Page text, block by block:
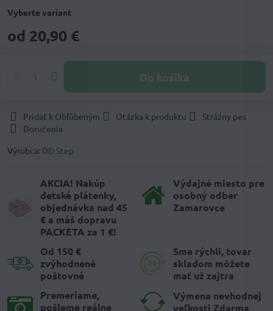
Vyberte variant
od 20,90 €
Do košíka
Pridať k Obľúbeným Otázka k produktu
Strážny pes
Doručenia
Výrobca: DD Step
AKCIA! Nakúp
detské plátenky,
objednávka nad 45
€ a máš dopravu
PACKETA za 1 €!
Výdajné miesto pre
osobný odber
Zamarovce
Od 150 €
zvýhodnené
poštovné
Sme rýchli, tovar
skladom môžete
mať už zajtra
Premeriame,
pošleme reálne
Výmena nevhodnej
veľkosti Zdarma